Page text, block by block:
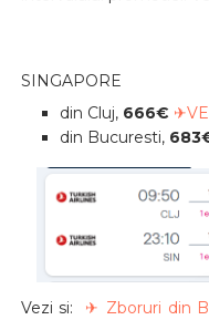
SINGAPORE
din Cluj, 666€
din Bucuresti,
Vezi si: ✈ Zboruri din